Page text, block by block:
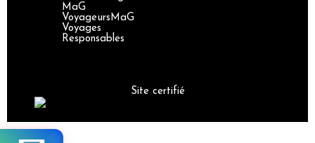
MaG
VoyageursMaG
Voyages
Responsables
Site certifié